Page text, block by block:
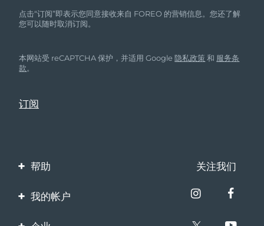
点击“订阅”即表示您同意接收来自 FOREO 的营销信息。您还了解
您可以随时取消订阅。
本网站受 reCAPTCHA 保护，并适用 Google隐私政策 和 服务条
款。
帮助
联系我们
关注我们
我的帐户
产品注册